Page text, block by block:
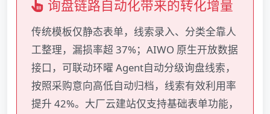
询盘链路自动化带来的转化增量
传统模板仅静态表单，线索录入、分类全靠人
工整理，漏损率超 37%；AIWO 原生开放数据
接口，可联动环曜 Agent自动分级询盘线索，
按照采购意向高低自动归档，线索有效利用率
提升 42%。大厂云建站仅支持基础表单功能，